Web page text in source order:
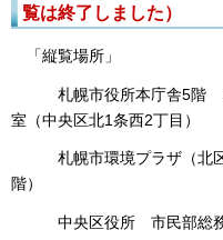
覧は終了しました）
「縦覧場所」
札幌市役所本庁舎5階 ま
室（中央区北1条西2丁目）
札幌市環境プラザ（北区
階）
中央区役所 市民部総務企